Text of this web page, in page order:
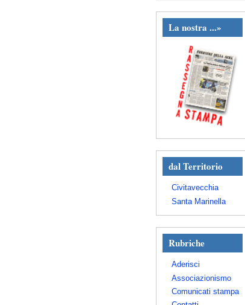
La nostra ...»
dal Territorio
Civitavecchia
Santa Marinella
Rubriche
Aderisci
Associazionismo
Comunicati stampa